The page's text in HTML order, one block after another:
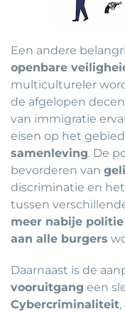
Een andere
openbare
multicultureler
de afgelopen
van immigratie
eisen op het
samenleving. De
bevorderen van
discriminatie en
tussen
meer nabije
aan alle burgers
Daarnaast is de
vooruitgang een
Cybercriminaliteit